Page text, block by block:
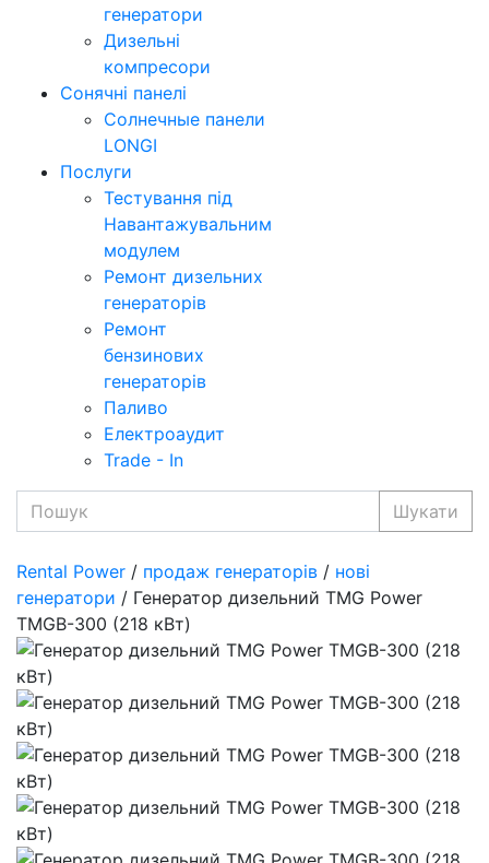
генератори
Дизельні
компресори
Сонячні панелі
Солнечные панели
LONGI
Послуги
Тестування під
Навантажувальним
модулем
Ремонт дизельних
генераторів
Ремонт
бензинових
генераторів
Паливо
Електроаудит
Trade - In
Шукати
Rental Power / продаж генераторів / нові
генератори / Генератор дизельний TMG Power
TMGB-300 (218 кВт)